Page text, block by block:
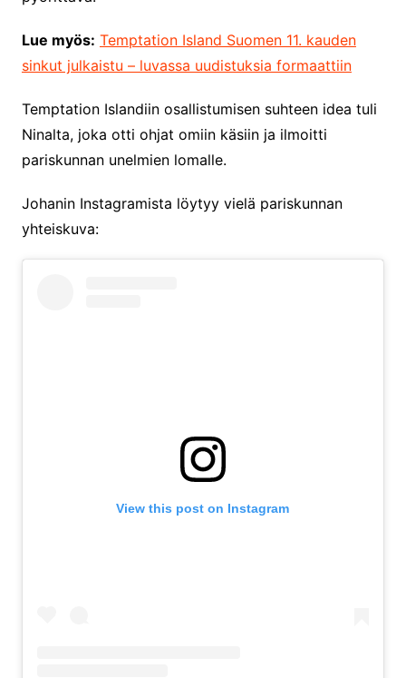
Lue myös: Temptation Island Suomen 11. kauden
sinkut julkaistu – luvassa uudistuksia formaattiin
Temptation Islandiin osallistumisen suhteen idea tuli
Ninalta, joka otti ohjat omiin käsiin ja ilmoitti
pariskunnan unelmien lomalle.
Johanin Instagramista löytyy vielä pariskunnan
yhteiskuva:
View this post on Instagram